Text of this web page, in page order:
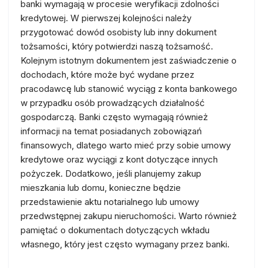
banki wymagają w procesie weryfikacji zdolności
kredytowej. W pierwszej kolejności należy
przygotować dowód osobisty lub inny dokument
tożsamości, który potwierdzi naszą tożsamość.
Kolejnym istotnym dokumentem jest zaświadczenie o
dochodach, które może być wydane przez
pracodawcę lub stanowić wyciąg z konta bankowego
w przypadku osób prowadzących działalność
gospodarczą. Banki często wymagają również
informacji na temat posiadanych zobowiązań
finansowych, dlatego warto mieć przy sobie umowy
kredytowe oraz wyciągi z kont dotyczące innych
pożyczek. Dodatkowo, jeśli planujemy zakup
mieszkania lub domu, konieczne będzie
przedstawienie aktu notarialnego lub umowy
przedwstępnej zakupu nieruchomości. Warto również
pamiętać o dokumentach dotyczących wkładu
własnego, który jest często wymagany przez banki.